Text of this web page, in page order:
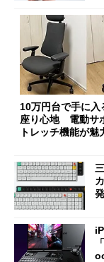
10万円台で手に入
座り心地 電動サ
トレッチ機能が魅